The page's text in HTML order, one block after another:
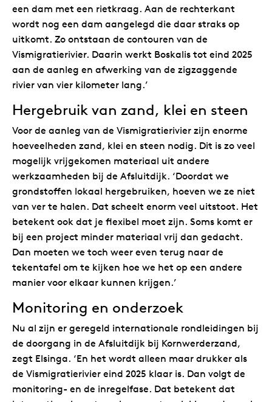
een dam met een rietkraag. Aan de rechterkant
wordt nog een dam aangelegd die daar straks op
uitkomt. Zo ontstaan de contouren van de
Vismigratierivier. Daarin werkt Boskalis tot eind 2025
aan de aanleg en afwerking van de zigzaggende
rivier van vier kilometer lang.’
Hergebruik van zand, klei en steen
Voor de aanleg van de Vismigratierivier zijn enorme
hoeveelheden zand, klei en steen nodig. Dit is zo veel
mogelijk vrijgekomen materiaal uit andere
werkzaamheden bij de Afsluitdijk. ‘Doordat we
grondstoffen lokaal hergebruiken, hoeven we ze niet
van ver te halen. Dat scheelt enorm veel uitstoot. Het
betekent ook dat je flexibel moet zijn. Soms komt er
bij een project minder materiaal vrij dan gedacht.
Dan moeten we toch weer even terug naar de
tekentafel om te kijken hoe we het op een andere
manier voor elkaar kunnen krijgen.’
Monitoring en onderzoek
Nu al zijn er geregeld internationale rondleidingen bij
de doorgang in de Afsluitdijk bij Kornwerderzand,
zegt Elsinga. ‘En het wordt alleen maar drukker als
de Vismigratierivier eind 2025 klaar is. Dan volgt de
monitoring- en de inregelfase. Dat betekent dat